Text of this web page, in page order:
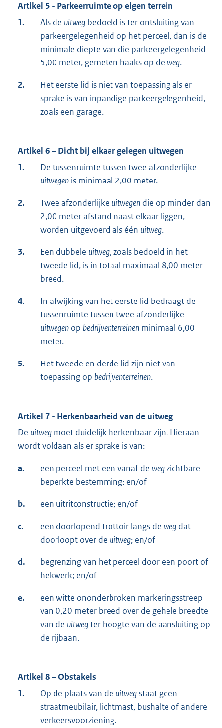
Artikel 5 - Parkeerruimte op eigen terrein
1.
Als de uitweg bedoeld is ter ontsluiting van
parkeergelegenheid op het perceel, dan is de
minimale diepte van die parkeergelegenheid
5,00 meter, gemeten haaks op de weg.
2.
Het eerste lid is niet van toepassing als er
sprake is van inpandige parkeergelegenheid,
zoals een garage.
Artikel 6 – Dicht bij elkaar gelegen uitwegen
1.
De tussenruimte tussen twee afzonderlijke
uitwegen is minimaal 2,00 meter.
2. Twee afzonderlijke uitwegen die op minder dan
2,00 meter afstand naast elkaar liggen,
worden uitgevoerd als één uitweg.
3. Een dubbele uitweg, zoals bedoeld in het
tweede lid, is in totaal maximaal 8,00 meter
breed.
4.
In afwijking van het eerste lid bedraagt de
tussenruimte tussen twee afzonderlijke
uitwegen op bedrijventerreinen minimaal 6,00
meter.
5.
Het tweede en derde lid zijn niet van
toepassing op bedrijventerreinen.
Artikel 7 - Herkenbaarheid van de uitweg
De uitweg moet duidelijk herkenbaar zijn. Hieraan
wordt voldaan als er sprake is van:
a. een perceel met een vanaf de wegzichtbare
beperkte bestemming; en/of
b. een uitritconstructie; en/of
c. een doorlopend trottoir langs de weg dat
doorloopt over de uitweg; en/of
d.
begrenzing van het perceel door een poort of
hekwerk; en/of
e.
een witte ononderbroken markeringsstreep
van 0,20 meter breed over de gehele breedte
van de uitwegter hoogte van de aansluiting op
de rijbaan.
Artikel 8 – Obstakels
1.
Op de plaats van de uitwegstaat geen
straatmeubilair, lichtmast, bushalte of andere
verkeersvoorziening.